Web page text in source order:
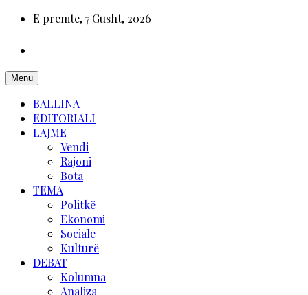
E premte, 7 Gusht, 2026
Menu
BALLINA
EDITORIALI
LAJME
Vendi
Rajoni
Bota
TEMA
Politkë
Ekonomi
Sociale
Kulturë
DEBAT
Kolumna
Analiza